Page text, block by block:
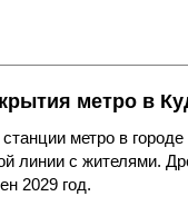
метро в
метро в
линии с жителями.
2029 год.